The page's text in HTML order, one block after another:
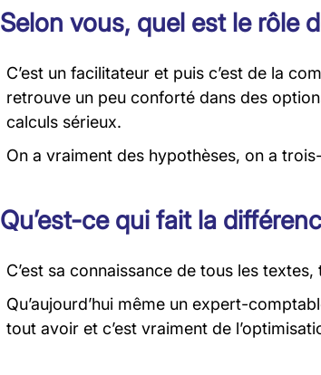
Selon vous, quel est le rôle
C’est un facilitateur et puis c’est de la
retrouve un peu conforté dans des
calculs sérieux.
On a vraiment des hypothèses, on a
Qu’est-ce qui fait la
C’est sa connaissance de tous les
Qu’aujourd’hui même un expert-
tout avoir et c’est vraiment de